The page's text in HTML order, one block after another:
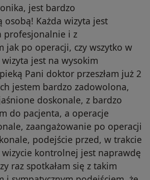
jest bardzo
osobą! Każda wizyta jest
profesjonalnie i z
jak po operacji, czy wszytko w
jest na wysokim
Pani doktor przeszłam już 2
jestem bardzo zadowolona,
doskonale, z bardzo
do pacjenta, a operacje
zaangażowanie po operacji
podejście przed, w trakcie
kontrolnej jest naprawdę
raz spotkałam się z takim